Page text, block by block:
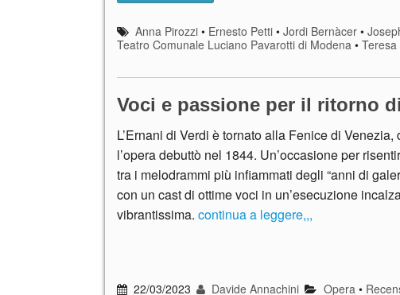
Anna Pirozzi • Ernesto Petti •Jordi Bernàcer •
Teatro Comunale Luciano Pavarotti di Modena • Teresa
Voci e passione per il ritorno
L’Ernani di Verdi è tornato alla Fenice di Venezia,
l’opera debuttò nel 1844. Un’occasione per
tra i melodrammi più infiammati degli “anni di
con un cast di ottime voci in un’esecuzione
vibrantissima. continua a leggere,,,
22/03/2023 Davide Annachini Opera•